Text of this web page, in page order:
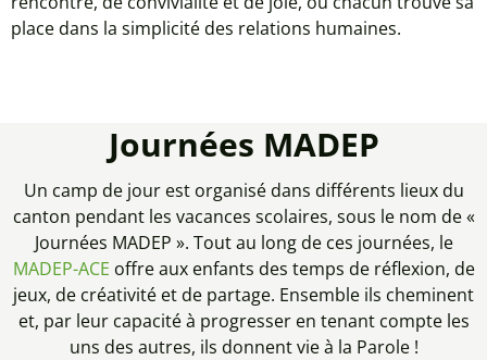
place dans la simplicité des relations humaines.
Journées MADEP
Un camp de jour est organisé dans différents lieux du
canton pendant les vacances scolaires, sous le nom de «
Journées MADEP ». Tout au long de ces journées, le
MADEP-ACE offre aux enfants des temps de réflexion, de
jeux, de créativité et de partage. Ensemble ils cheminent
et, par leur capacité à progresser en tenant compte les
uns des autres, ils donnent vie à la Parole !